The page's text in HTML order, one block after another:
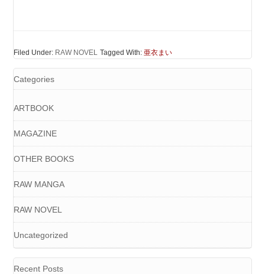
Filed Under: RAW NOVEL Tagged With: 亜衣まい
Categories
ARTBOOK
MAGAZINE
OTHER BOOKS
RAW MANGA
RAW NOVEL
Uncategorized
Recent Posts